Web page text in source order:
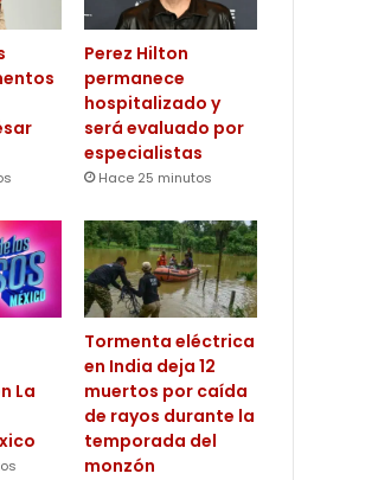
Perez Hilton
permanece
hospitalizado y
será evaluado por
especialistas
Hace 25 minutos
La
Tormenta eléctrica
en India deja 12
muertos por caída
de rayos durante la
temporada del
monzón